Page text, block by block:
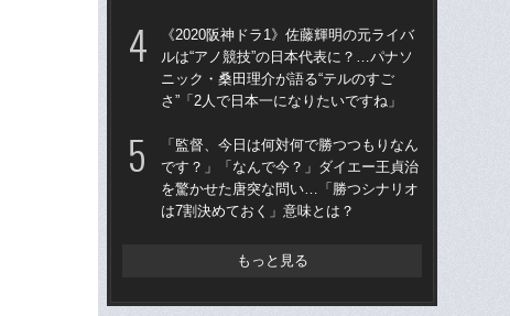
《2020阪神ドラ1》佐藤輝明の元ライバ
ルは“アノ競技”の日本代表に？…パナソ
ニック・桑田理介が語る“テルのすご
さ”「2人で日本一になりたいですね」
「監督、今日は何対何で勝つつもりなん
です？」「なんで今？」ダイエー王貞治
を驚かせた唐突な問い…「勝つシナリオ
は7割決めておく」意味とは？
もっと見る